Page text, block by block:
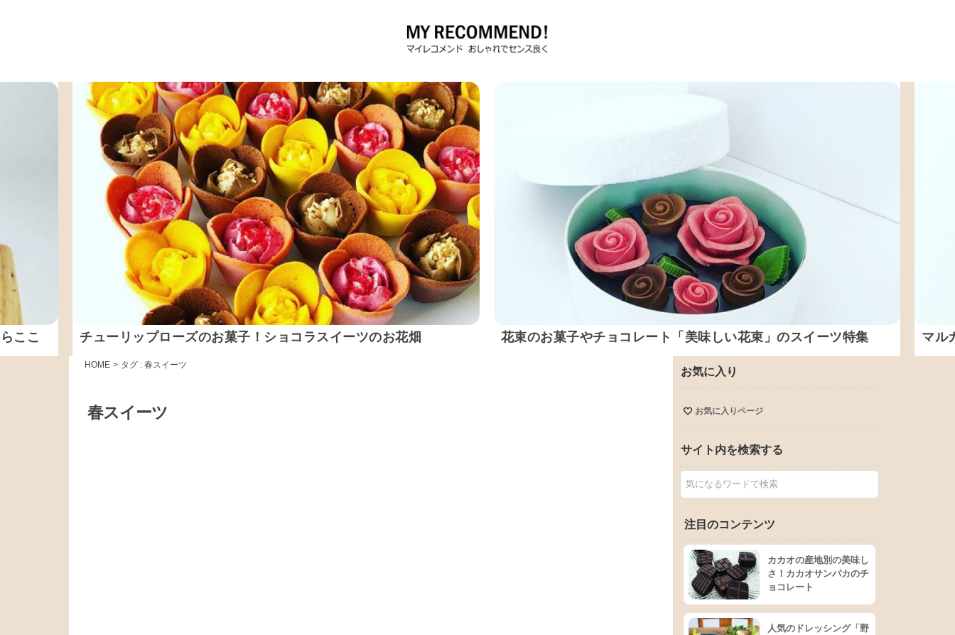
ここ チューリップローズのお菓子！ショコラスイーツのお花畑 花束のお菓子やチョコレート「美味しい花束」のスイーツ特集 マル
HOME > タグ : 春スイーツ
春スイーツ
お気に入り
お気に入りページ
サイト内を検索する
注目のコンテンツ
カカオの産地別の美味し
さ！カカオサンパカのチ
ョコレート
人気のドレッシング「野